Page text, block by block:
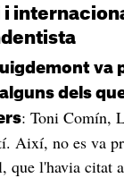
i
va
dels
: Toni Comín,
Així, no es va
que l'havia citat